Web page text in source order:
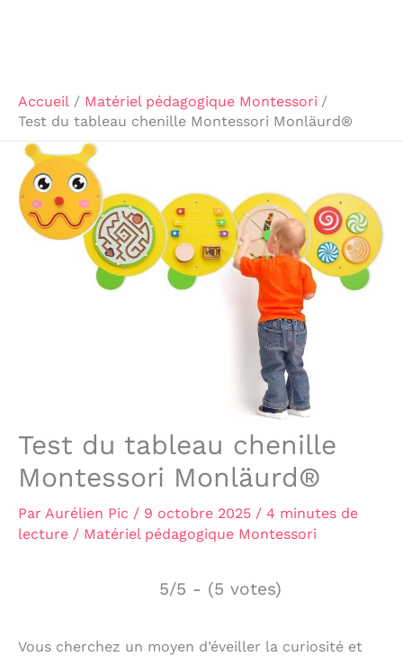
Accueil
Matériel pédagogique Montessori
Test du tableau chenille Montessori Monläurd®
Test du tableau chenille
Montessori Monläurd®
Par Aurélien Pic / 9 octobre 2025 / 4 minutes de
lecture / Matériel pédagogique Montessori
5/5 - (5 votes)
Vous cherchez un moyen d’éveiller la curiosité et